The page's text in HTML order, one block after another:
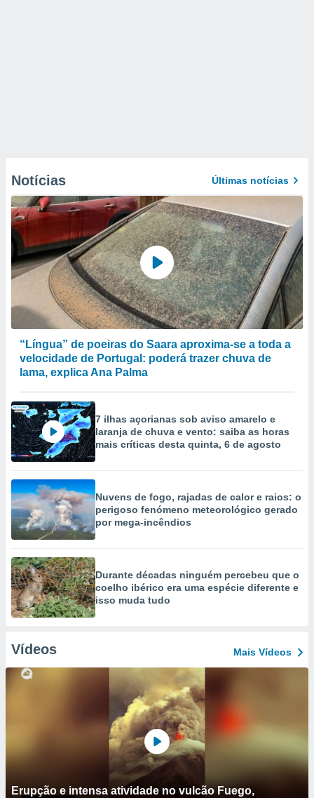
Notícias Últimas notícias
“Língua” de poeiras do Saara aproxima-se a toda a
velocidade de Portugal: poderá trazer chuva de
lama, explica Ana Palma
7 ilhas açorianas sob aviso amarelo e
laranja de chuva e vento: saiba as horas
mais críticas desta quinta, 6 de agosto
Nuvens de fogo, rajadas de calor e raios: o
perigoso fenómeno meteorológico gerado
por mega-incêndios
Durante décadas ninguém percebeu que o
coelho ibérico era uma espécie diferente e
isso muda tudo
Vídeos Mais Vídeos
Erupção e intensa atividade no vulcão Fuego,